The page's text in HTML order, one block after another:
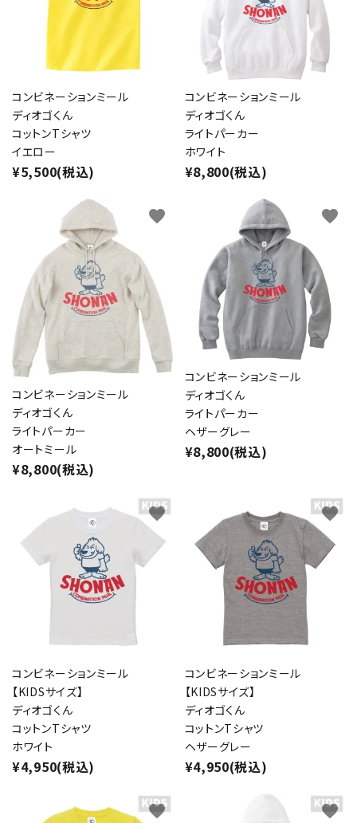
コンビネーションミール
ディオゴくん
コットンTシャツ
イエロー
¥5,500(税込)
コンビネーションミール
ディオゴくん
ライトパーカー
ホワイト
¥8,800(税込)
コンビネーションミール
ディオゴくん
ライトパーカー
オートミール
¥8,800(税込)
favorite
コンビネーションミール
ディオゴくん
ライトパーカー
ヘザーグレー
¥8,800(税込)
favorite
コンビネーションミール
【KIDSサイズ】
ディオゴくん
コットンTシャツ
ホワイト
¥4,950(税込)
favorite
コンビネーションミール
【KIDSサイズ】
ディオゴくん
コットンTシャツ
ヘザーグレー
¥4,950(税込)
favorite
favorite favorite